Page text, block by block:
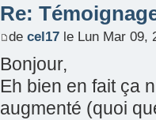
Re:
de cel17le Lun Mar 09,
Bonjour,
Eh bien en fait ça
augmenté (quoi